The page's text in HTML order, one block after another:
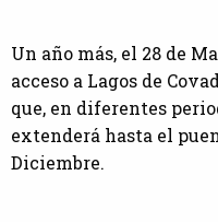
Un año más, el 28 de
acceso a Lagos de
que, en diferentes
extenderá hasta el
Diciembre.